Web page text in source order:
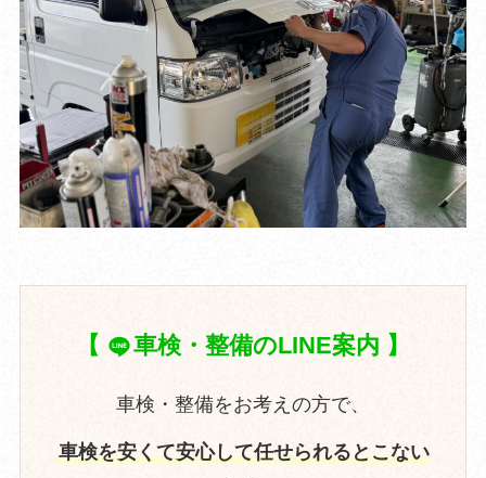
【 車検・整備のLINE案内 】
車検・整備をお考えの方で、
車検を安くて安心して任せられるとこない